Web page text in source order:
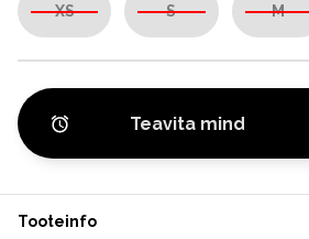
XS S M
Teavita mind
Tooteinfo